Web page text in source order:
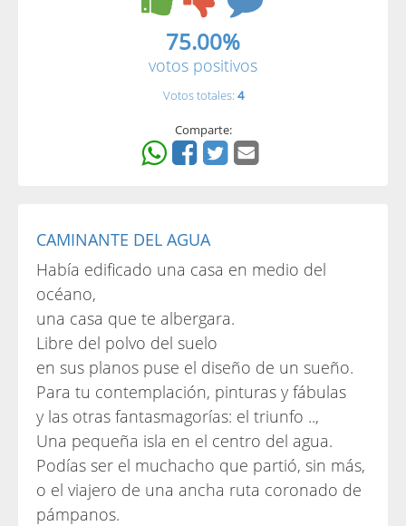
75.00%
votos positivos
Votos totales: 4
Comparte:
CAMINANTE DEL AGUA
Había edificado una casa en medio del
océano,
una casa que te albergara.
Libre del polvo del suelo
en sus planos puse el diseño de un sueño.
Para tu contemplación, pinturas y fábulas
y las otras fantasmagorías: el triunfo ..,
Una pequeña isla en el centro del agua.
Podías ser el muchacho que partió, sin más,
o el viajero de una ancha ruta coronado de
pámpanos.